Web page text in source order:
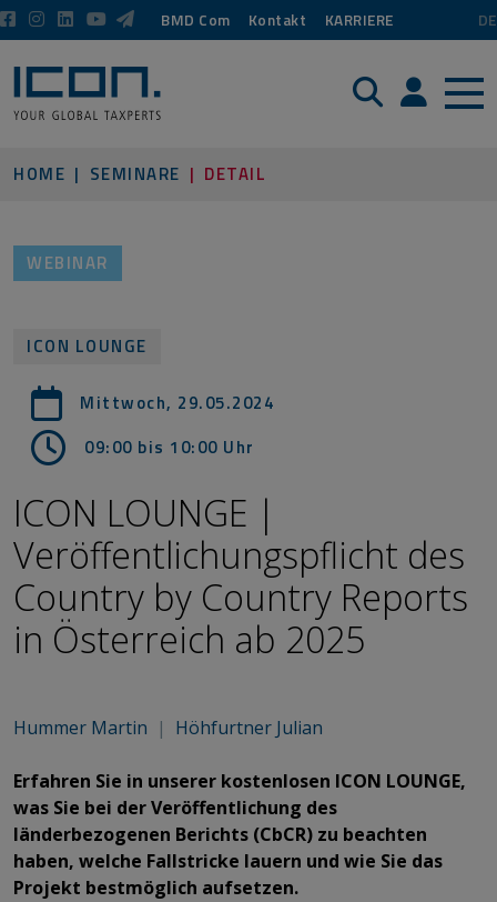
BMD Com Kontakt KARRIERE DE
Suche Login /
HOME SEMINARE DETAIL
WEBINAR
ICON LOUNGE
Mittwoch, 29.05.2024
09:00 bis 10:00 Uhr
ICON LOUNGE |
Veröffentlichungspflicht des
Country by Country Reports
in Österreich ab 2025
Hummer Martin | Höhfurtner Julian
Erfahren Sie in unserer kostenlosen ICON LOUNGE,
was Sie bei der Veröffentlichung des
länderbezogenen Berichts (CbCR) zu beachten
haben, welche Fallstricke lauern und wie Sie das
Projekt bestmöglich aufsetzen.